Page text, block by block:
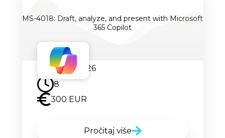
MS-4018: Draft, analyze, and present with Microsoft
365 Copilot
24.08.2026
8
300 EUR
Pročitaj više